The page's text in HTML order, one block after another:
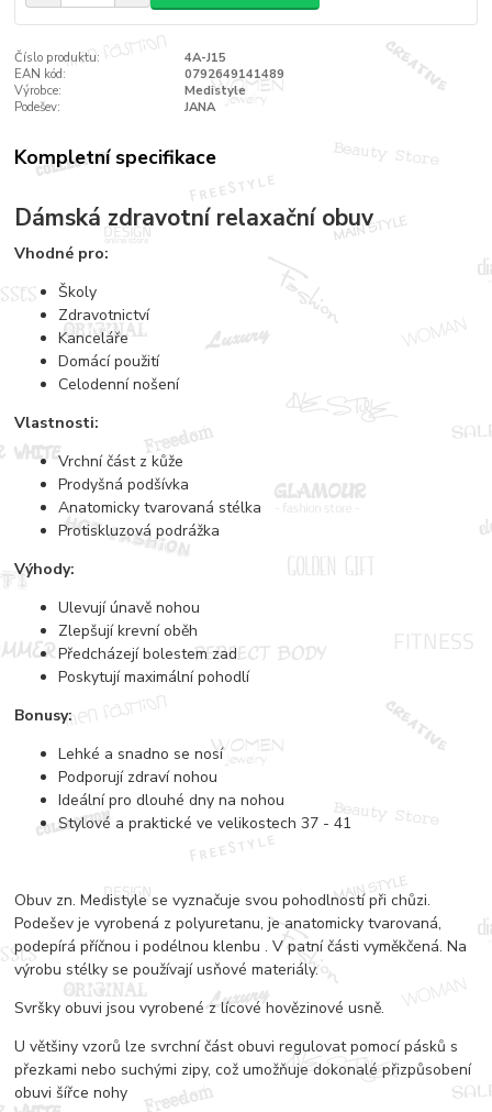
Číslo produktu:
4A-J15
EAN kód:
0792649141489
Výrobce:
Medistyle
Podešev:
JANA
Kompletní specifikace
Dámská zdravotní relaxační obuv
Vhodné pro:
Školy
Zdravotnictví
Kanceláře
Domácí použití
Celodenní nošení
Vlastnosti:
Vrchní část z kůže
Prodyšná podšívka
Anatomicky tvarovaná stélka
Protiskluzová podrážka
Výhody:
Ulevují únavě nohou
Zlepšují krevní oběh
Předcházejí bolestem zad
Poskytují maximální pohodlí
Bonusy:
Lehké a snadno se nosí
Podporují zdraví nohou
Ideální pro dlouhé dny na nohou
Stylové a praktické ve velikostech 37 - 41
Obuv zn. Medistyle se vyznačuje svou pohodlností při chůzi.
Podešev je vyrobená z polyuretanu, je anatomicky tvarovaná,
podepírá příčnou i podélnou klenbu . V patní části vyměkčená. Na
výrobu stélky se používají usňové materiály.
Svršky obuvi jsou vyrobené z lícové hovězinové usně.
U většiny vzorů lze svrchní část obuvi regulovat pomocí pásků s
přezkami nebo suchými zipy, což umožňuje dokonalé přizpůsobení
obuvi šířce nohy